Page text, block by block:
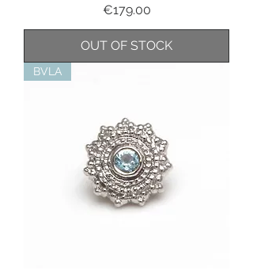
Price
€179.00
OUT OF STOCK
BVLA